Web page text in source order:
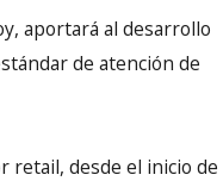
aportará al desarrollo
de atención de
retail, desde el inicio de